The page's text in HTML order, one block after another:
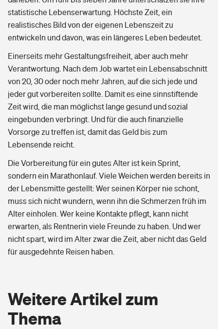
Zur Übersicht
Tools
Hochwasser-Check: Wie gefährdet ist Ihr Haus?
Wer versichert was: Jetzt Versicherer finden
Sie haben Fragen?
Pferdehalter-Haftpflicht
Handyversicherung
Private Cyberversicherung
Musikinstrumentenversicherung
Zur Übersicht
Kinderunfall-Check: Mehr Sicherheit für deine Kids
Typklassen: So ist Ihr Auto eingestuft
Sie haben Fragen?
Wer versichert was: Jetzt Versicherer finden
Rentenrechner: Wie viel Geld bekomme ich im Alter?
statistische Lebenserwartung. Höchste Zeit, ein
realistisches Bild von der eigenen Lebenszeit zu
entwickeln und davon, was ein längeres Leben bedeutet.
Einerseits mehr Gestaltungsfreiheit, aber auch mehr
Verantwortung. Nach dem Job wartet ein Lebensabschnitt
von 20, 30 oder noch mehr Jahren, auf die sich jede und
jeder gut vorbereiten sollte. Damit es eine sinnstiftende
Zeit wird, die man möglichst lange gesund und sozial
eingebunden verbringt. Und für die auch finanzielle
Vorsorge zu treffen ist, damit das Geld bis zum
Lebensende reicht.
Die Vorbereitung für ein gutes Alter ist kein Sprint,
sondern ein Marathonlauf. Viele Weichen werden bereits in
der Lebensmitte gestellt: Wer seinen Körper nie schont,
muss sich nicht wundern, wenn ihn die Schmerzen früh im
Alter einholen. Wer keine Kontakte pflegt, kann nicht
erwarten, als Rentnerin viele Freunde zu haben. Und wer
nicht spart, wird im Alter zwar die Zeit, aber nicht das Geld
für ausgedehnte Reisen haben.
Weitere Artikel zum
Thema